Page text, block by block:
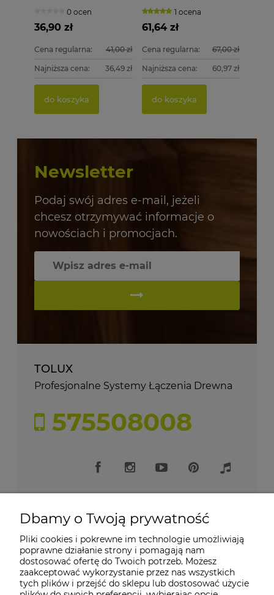
1000 szt.0 ocen
36,90 zł
Cena regularna: 41,00 zł
Najniższa cena: 36,49 zł
do koszyka
1 ocena
61,64 zł
Cena regularna: 67,00 zł
Najniższa cena: 60,97 zł
do koszyka
Newsletter
Podaj swój adres e-mail, jeżeli
chcesz otrzymywać informacje o
nowościach i promocjach.
TOLUX
Profesjonalne Systemy Łączenia Drewna
575508008
Moje konto
Płatności i dostawa
Dbamy o Twoją prywatność
Pliki cookies i pokrewne im technologie umożliwiają
poprawne działanie strony i pomagają nam
dostosować ofertę do Twoich potrzeb. Możesz
zaakceptować wykorzystanie przez nas wszystkich
tych plików i przejść do sklepu lub dostosować użycie